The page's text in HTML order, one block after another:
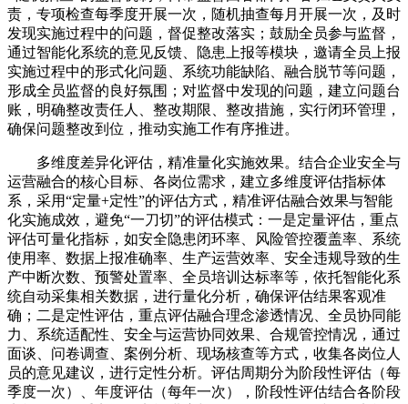
责，专项检查每季度开展一次，随机抽查每月开展一次，及时
发现实施过程中的问题，督促整改落实；鼓励全员参与监督，
通过智能化系统的意见反馈、隐患上报等模块，邀请全员上报
实施过程中的形式化问题、系统功能缺陷、融合脱节等问题，
形成全员监督的良好氛围；对监督中发现的问题，建立问题台
账，明确整改责任人、整改期限、整改措施，实行闭环管理，
确保问题整改到位，推动实施工作有序推进。
多维度差异化评估，精准量化实施效果。结合企业安全与
运营融合的核心目标、各岗位需求，建立多维度评估指标体
系，采用“定量+定性”的评估方式，精准评估融合效果与智能
化实施成效，避免“一刀切”的评估模式：一是定量评估，重点
评估可量化指标，如安全隐患闭环率、风险管控覆盖率、系统
使用率、数据上报准确率、生产运营效率、安全违规导致的生
产中断次数、预警处置率、全员培训达标率等，依托智能化系
统自动采集相关数据，进行量化分析，确保评估结果客观准
确；二是定性评估，重点评估融合理念渗透情况、全员协同能
力、系统适配性、安全与运营协同效果、合规管控情况，通过
面谈、问卷调查、案例分析、现场核查等方式，收集各岗位人
员的意见建议，进行定性分析。评估周期分为阶段性评估（每
季度一次）、年度评估（每年一次），阶段性评估结合各阶段